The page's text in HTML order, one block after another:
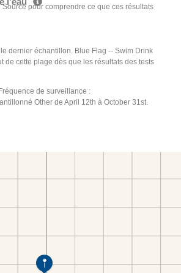
pour comprendre ce que ces résultats
dernier échantillon. Blue Flag -- Swim Drink
de cette plage dès que les résultats des tests
de surveillance :
Other de April 12th à October 31st.